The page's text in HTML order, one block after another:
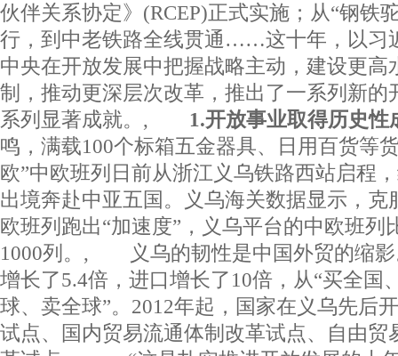
伙伴关系协定》(RCEP)正式实施；从“钢铁
行，到中老铁路全线贯通……这十年，以习
中央在开放发展中把握战略主动，建设更高
制，推动更深层次改革，推出了一系列新的
系列显著成就。, 1.开放事业取得历史性
鸣，满载100个标箱五金器具、日用百货等
欧”中欧班列日前从浙江义乌铁路西站启程
出境奔赴中亚五国。义乌海关数据显示，克
欧班列跑出“加速度”，义乌平台的中欧班列
1000列。, 义乌的韧性是中国外贸的缩影
增长了5.4倍，进口增长了10倍，从“买全国
球、卖全球”。2012年起，国家在义乌先后
试点、国内贸易流通体制改革试点、自由贸